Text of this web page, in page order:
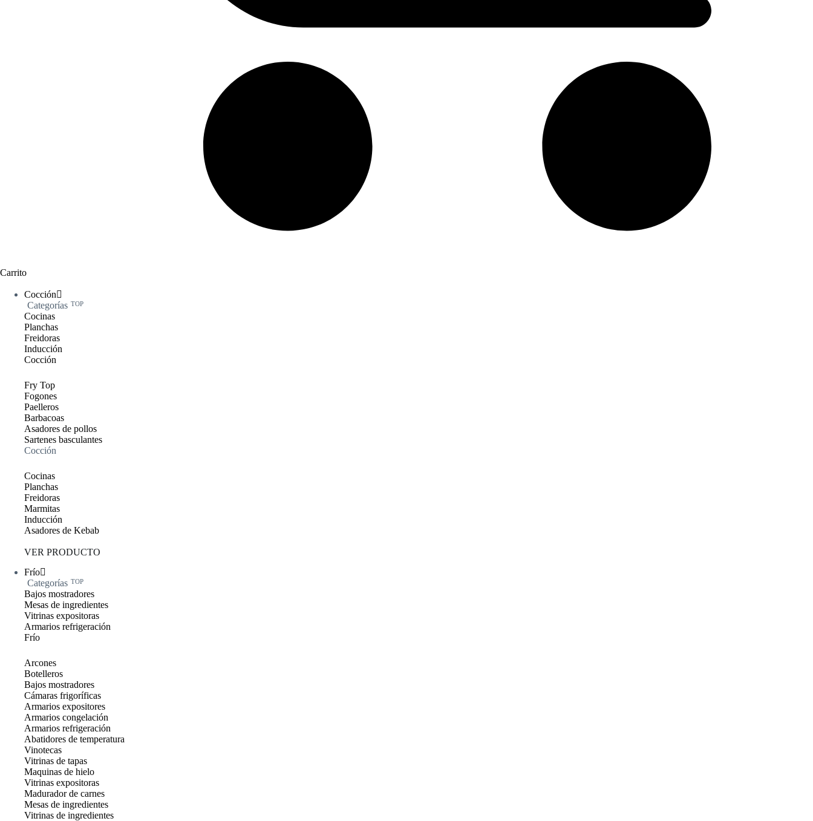
Carrito
Cocción
Categorías TOP
Cocinas
Planchas
Freidoras
Inducción
Cocción
Fry Top
Fogones
Paelleros
Barbacoas
Asadores de pollos
Sartenes basculantes
Cocción
Cocinas
Planchas
Freidoras
Marmitas
Inducción
Asadores de Kebab
VER PRODUCTO
Frío
Categorías TOP
Bajos mostradores
Mesas de ingredientes
Vitrinas expositoras
Armarios refrigeración
Frío
Arcones
Botelleros
Bajos mostradores
Cámaras frigoríficas
Armarios expositores
Armarios congelación
Armarios refrigeración
Abatidores de temperatura
Vinotecas
Vitrinas de tapas
Maquinas de hielo
Vitrinas expositoras
Madurador de carnes
Mesas de ingredientes
Vitrinas de ingredientes